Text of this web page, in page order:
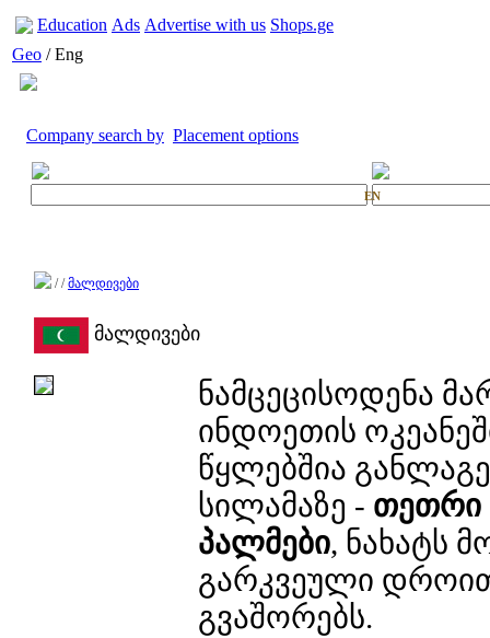
Education Ads Advertise with us Shops.ge
Geo / Eng
Company search by Placement options
EN
//მალდივები
მალდივები
ნამცეცისოდენა
ინდოეთის
წყლებშია
სილამაზე - თეთრი
პალმები, ნახატს
გარკვეული
გვაშორებს.